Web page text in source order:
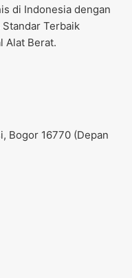
di Indonesia dengan
Standar Terbaik
Alat Berat.
Bogor 16770 (Depan